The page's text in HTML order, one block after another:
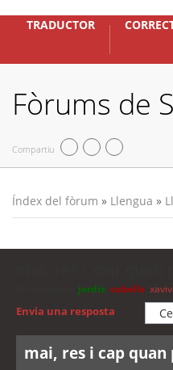
TRADUCTOR
Fòrums de
Compartiu
Índex del fòrum » Llengua »
jordis cubells
Envia una resposta
mai, res i cap